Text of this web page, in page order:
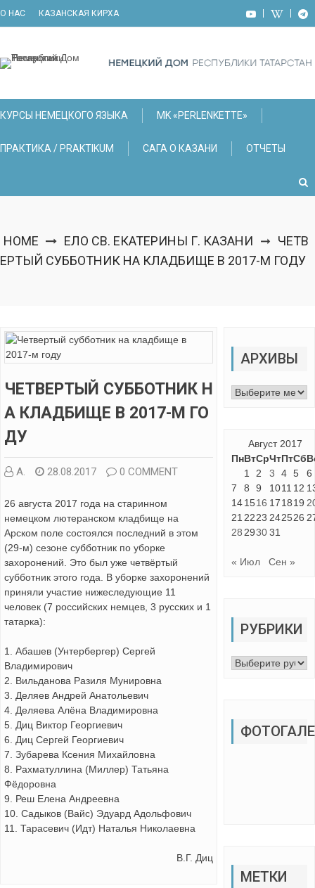
О НАС КАЗАНСКАЯ КИРХА
КУРСЫ НЕМЕЦКОГО ЯЗЫКА МK «PERLENKETTE»
ПРАКТИКА / PRAKTIKUM САГА О КАЗАНИ ОТЧЕТЫ
HOME ЕЛО СВ. ЕКАТЕРИНЫ Г. КАЗАНИ ➞ ЧЕТВ
ЕРТЫЙ СУББОТНИК НА КЛАДБИЩЕ В 2017-М ГОДУ
ЧЕТВЕРТЫЙ СУББОТНИК Н
А КЛАДБИЩЕ В 2017-М ГО
ДУ
А. 28.08.2017 0 COMMENT
26 августа 2017 года на старинном
немецком лютеранском кладбище на
Арском поле состоялся последний в этом
(29-м) сезоне субботник по уборке
захоронений. Это был уже четвёртый
субботник этого года. В уборке захоронений
приняли участие нижеследующие 11
человек (7 российских немцев, 3 русских и 1
татарка):
1. Абашев (Унтербергер) Сергей
Владимирович
2. Вильданова Разиля Мунировна
3. Деляев Андрей Анатольевич
4. Деляева Алёна Владимировна
5. Диц Виктор Георгиевич
6. Диц Сергей Георгиевич
7. Зубарева Ксения Михайловна
8. Рахматуллина (Миллер) Татьяна
Фёдоровна
9. Реш Елена Андреевна
10. Садыков (Вайс) Эдуард Адольфович
11. Тарасевич (Идт) Наталья Николаевна
В.Г. Диц
АРХИВЫ
Архивы
Август 2017
ПнВтСрЧтПтСб
1
2 3 4 5
6
7
8 9 1011 12
141516 171819
21 2223 242526
28 293031
« Июл Сен »
РУБРИКИ
Рубрики
МЕТКИ